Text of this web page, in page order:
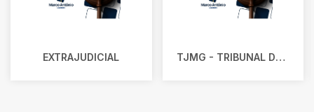
EXTRAJUDICIAL TJMG - TRIBUNAL DE JUSTIÇA DE MINAS GERAIS